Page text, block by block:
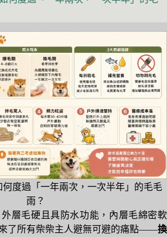
度過「一年兩次，一次半年」的毛毛
雨？
外層毛硬且具防水功能，內層毛綿密軟
了所有柴柴主人避無可避的痛點——換